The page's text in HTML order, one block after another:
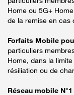
Home ou 5G+
de la remise en cas
Forfaits Mobile
particuliers
Home, dans la
résiliation ou de
Réseau mobile N°1